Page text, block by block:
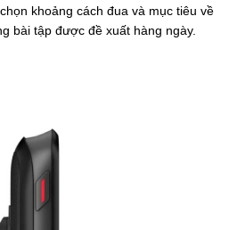
khoảng cách đua và mục tiêu về
bài tập được đề xuất hàng ngày.